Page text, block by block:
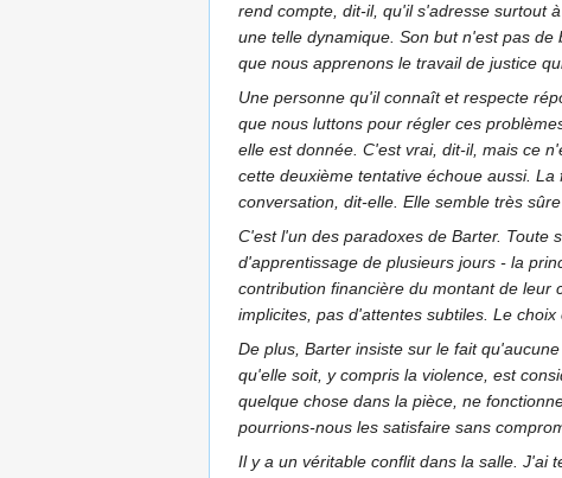
rend compte, dit-il, qu'il s'adresse surtout
une telle dynamique. Son but n'est pas
que nous apprenons le travail de justice
Une personne qu'il connaît et respecte
que nous luttons pour régler ces
elle est donnée. C'est vrai, dit-il, mais ce
cette deuxième tentative échoue aussi.
conversation, dit-elle. Elle semble très
C'est l'un des paradoxes de Barter. Toute
d'apprentissage de plusieurs jours - la
contribution financière du montant de leur
implicites, pas d'attentes subtiles. Le choix
De plus, Barter insiste sur le fait
qu'elle soit, y compris la violence, est
quelque chose dans la pièce, ne
pourrions-nous les satisfaire sans
Il y a un véritable conflit dans la salle. J'ai